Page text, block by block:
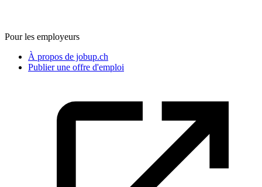
Pour les employeurs
À propos de jobup.ch
Publier une offre d'emploi